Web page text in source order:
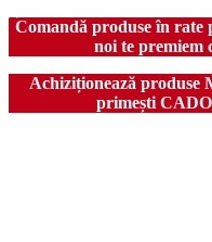
Comandă produse în rate
noi te premiem
Achiziționează produse
primești